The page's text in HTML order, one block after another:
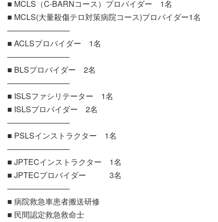
■ MCLS（C-BARNコース）プロバイダー 1名
■ MCLS(大量殺傷テロ対策病院コース)プロバイダー1名
————————
■ ACLSプロバイダー 1名
————————
■ BLSプロバイダー 2名
————————
■ ISLSファシリテーター 1名
■ ISLSプロバイダー 2名
————————
■ PSLSインストラクター 1名
————————
■ JPTECインストラクター 1名
■ JPTECプロバイダー 3名
————————
■ 病院救急車患者搬送研修
■ 民間認定救急救命士